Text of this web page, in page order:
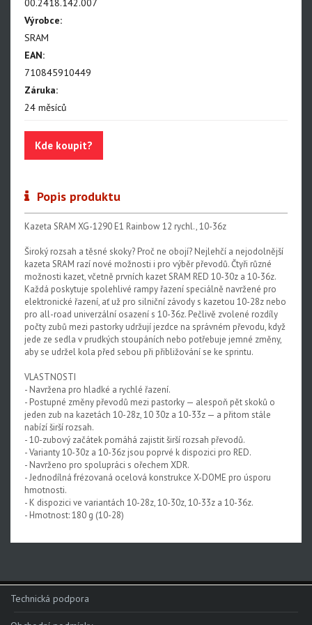
NX Eagle
SX Eagle
X01DH
GX
GX DH
NX
Red XPLR AXS E1
Red AXS E1
Force AXS E1
Rival AXS E1
Force XPLR AXS E1
Rival XPLR AXS E1
Force eTap AXS Iridescent
Force eTap AXS
Rival eTap AXS
Apex eTap AXS
XPLR AXS
Red eTap
Red22/Red
Rival 1
Rival22/Rival
00.2418.142.007
Výrobce:
SRAM
EAN:
710845910449
Záruka:
24 měsíců
Kde koupit?
Popis produktu
Kazeta SRAM XG-1290 E1 Rainbow 12 rychl., 10-36z
Široký rozsah a těsné skoky? Proč ne obojí? Nejlehčí a nejodolnější
kazeta SRAM razí nové možnosti i pro výběr převodů. Čtyři různé
možnosti kazet, včetně prvních kazet SRAM RED 10-30z a 10-36z.
Každá poskytuje spolehlivé rampy řazení speciálně navržené pro
elektronické řazení, ať už pro silniční závody s kazetou 10-28z nebo
pro all-road univerzální osazení s 10-36z. Pečlivě zvolené rozdíly
počty zubů mezi pastorky udržují jezdce na správném převodu, když
jede ze sedla v prudkých stoupáních nebo potřebuje jemné změny,
aby se udržel kola před sebou při přibližování se ke sprintu.
VLASTNOSTI
- Navržena pro hladké a rychlé řazení.
- Postupné změny převodů mezi pastorky — alespoň pět skoků o
jeden zub na kazetách 10-28z, 10 30z a 10-33z — a přitom stále
nabízí širší rozsah.
- 10-zubový začátek pomáhá zajistit širší rozsah převodů.
- Varianty 10-30z a 10-36z jsou poprvé k dispozici pro RED.
- Navrženo pro spolupráci s ořechem XDR.
- Jednodílná frézovaná ocelová konstrukce X-DOME pro úsporu
hmotnosti.
- K dispozici ve variantách 10-28z, 10-30z, 10-33z a 10-36z.
- Hmotnost: 180 g (10-28)
Technická podpora